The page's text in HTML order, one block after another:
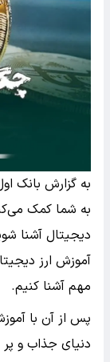
به گزارش بانک
به شما کمک
دیجیتال آشنا
آموزش ارز
مهم آشنا کنیم.
پس از آن با
دنیای جذاب و